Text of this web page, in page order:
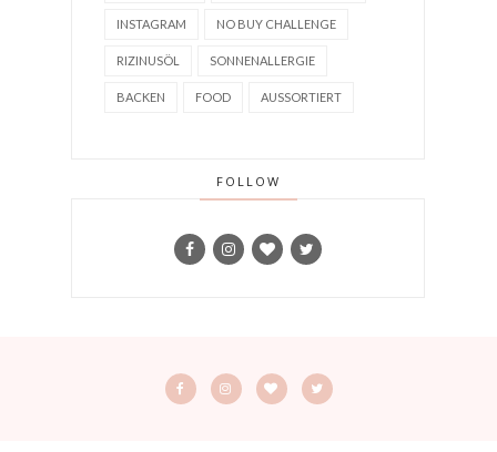
INSTAGRAM NO BUY CHALLENGE
RIZINUSÖL SONNENALLERGIE
BACKEN FOOD AUSSORTIERT
FOLLOW